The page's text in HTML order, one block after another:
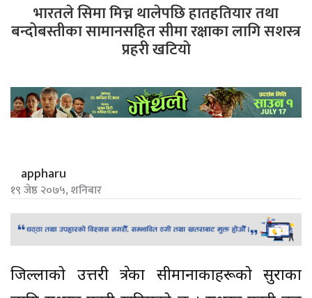
भारतले सिमा मिच्न थालेपछि हातहतियार तथा
बन्दोबस्तीका सामानसहित सीमा रक्षाका लागि सशस्त्र
प्रहरी खटियो
appharu
१९ जेष्ठ २०७५, शनिबार
जिल्लाको उत्तरी क्षेत्रका सीमानाकाहरूको सुरक्षाका